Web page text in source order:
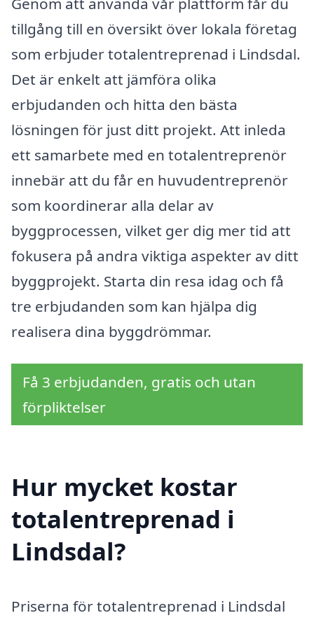
tillgång till en översikt över lokala företag
som erbjuder totalentreprenad i Lindsdal.
Det är enkelt att jämföra olika
erbjudanden och hitta den bästa
lösningen för just ditt projekt. Att inleda
ett samarbete med en totalentreprenör
innebär att du får en huvudentreprenör
som koordinerar alla delar av
byggprocessen, vilket ger dig mer tid att
fokusera på andra viktiga aspekter av ditt
byggprojekt. Starta din resa idag och få
tre erbjudanden som kan hjälpa dig
realisera dina byggdrömmar.
Få 3 erbjudanden, gratis och utan
förpliktelser
Hur mycket kostar
totalentreprenad i
Lindsdal?
Priserna för totalentreprenad i Lindsdal